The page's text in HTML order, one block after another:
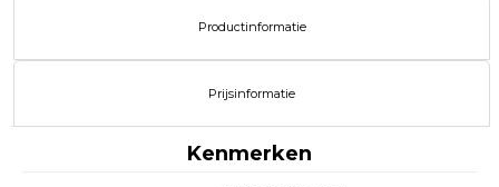
Productinformatie
Prijsinformatie
Kenmerken